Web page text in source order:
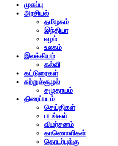
முகப்பு
அரசியல்
தமிழகம்
இந்தியா
ஈழம்
உலகம்
இலக்கியம்
கல்வி
கட்டுரைகள்
சுற்றுச்சூழல்
சமுதாயம்
திரைப்படம்
செய்திகள்
படங்கள்
விமர்சனம்
காணொளிகள்
தொடர்புக்கு